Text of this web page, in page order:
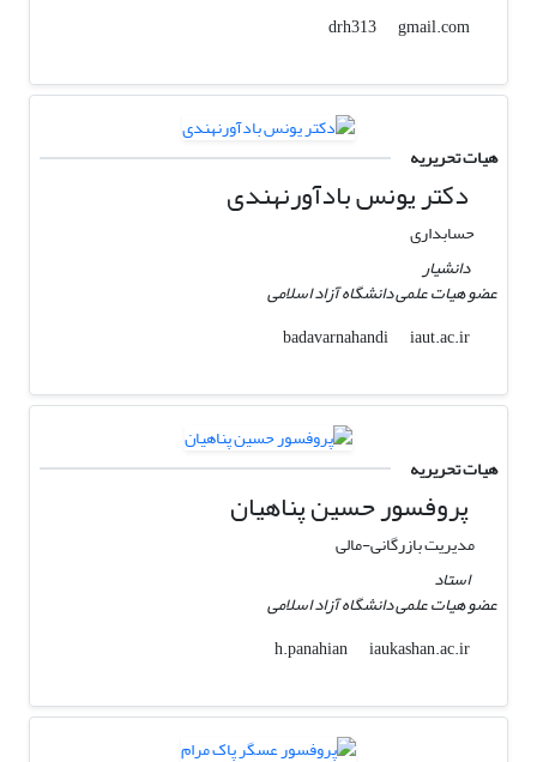
drh313
gmail.com
هیات تحریریه
دکتر یونس بادآورنهندی
حسابداری
دانشیار
عضو هیات علمی دانشگاه آزاد اسلامی
badavarnahandi
iaut.ac.ir
هیات تحریریه
پروفسور حسین پناهیان
مدیریت بازرگانی-مالی
استاد
عضو هیات علمی دانشگاه آزاد اسلامی
h.panahian
iaukashan.ac.ir